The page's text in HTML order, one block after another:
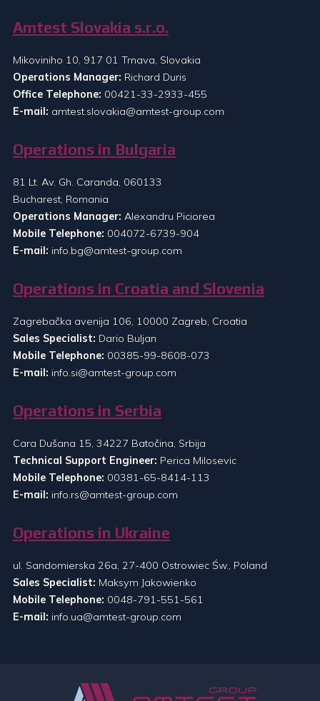
Amtest Slovakia s.r.o.
Mikoviniho 10, 917 01 Trnava, Slovakia
Operations Manager: Richard Duris
Office Telephone: 00421-33-2933-455
E-mail: amtest.slovakia@amtest-group.com
Operations in Bulgaria
81 Lt. Av. Gh. Caranda, 060133
Bucharest, Romania
Operations Manager: Alexandru Piciorea
Mobile Telephone: 004072-6739-904
E-mail: info.bg@amtest-group.com
Operations in Croatia and Slovenia
Zagrebačka avenija 106, 10000 Zagreb, Croatia
Sales Specialist: Dario Buljan
Mobile Telephone: 00385-99-8608-073
E-mail: info.si@amtest-group.com
Operations in Serbia
Cara Dušana 15, 34227 Batočina, Srbija
Technical Support Engineer: Perica Milosevic
Mobile Telephone: 00381-65-8414-113
E-mail: info.rs@amtest-group.com
Operations in Ukraine
ul. Sandomierska 26a, 27-400 Ostrowiec Św., Poland
Sales Specialist: Maksym Jakowienko
Mobile Telephone: 0048-791-551-561
E-mail: info.ua@amtest-group.com